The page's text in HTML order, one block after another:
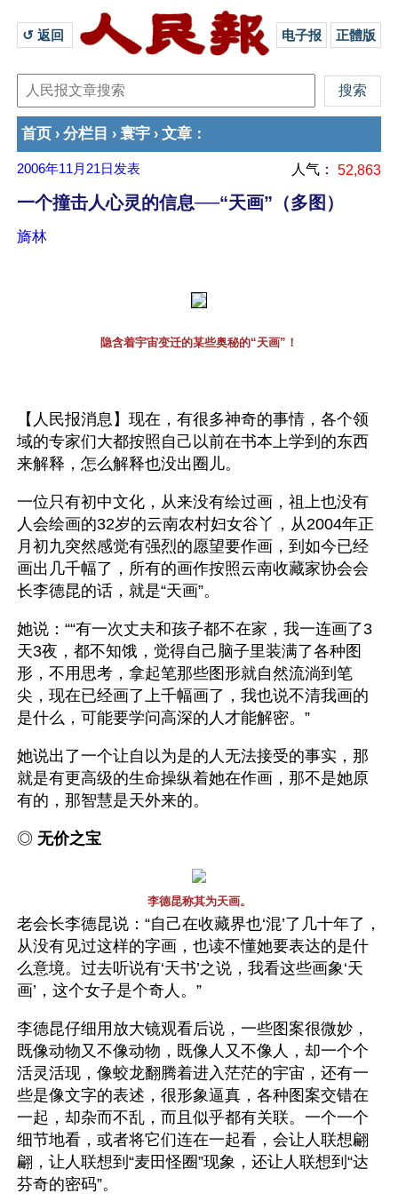
↺ 返回 电子报 正體版
首页 › 分栏目 › 寰宇 › 文章 ：
2006年11月21日 发表 人气： 52,863
一个撞击人心灵的信息──“天画”（多图）
旖林
隐含着宇宙变迁的某些奥秘的“天画”！
【人民报消息】现在，有很多神奇的事情，各个领
域的专家们大都按照自己以前在书本上学到的东西
来解释，怎么解释也没出圈儿。
一位只有初中文化，从来没有绘过画，祖上也没有
人会绘画的32岁的云南农村妇女谷丫，从2004年正
月初九突然感觉有强烈的愿望要作画，到如今已经
画出几千幅了，所有的画作按照云南收藏家协会会
长李德昆的话，就是“天画”。
她说：““有一次丈夫和孩子都不在家，我一连画了3
天3夜，都不知饿，觉得自己脑子里装满了各种图
形，不用思考，拿起笔那些图形就自然流淌到笔
尖，现在已经画了上千幅画了，我也说不清我画的
是什么，可能要学问高深的人才能解密。”
她说出了一个让自以为是的人无法接受的事实，那
就是有更高级的生命操纵着她在作画，那不是她原
有的，那智慧是天外来的。
◎ 无价之宝
李德昆称其为天画。
老会长李德昆说：“自己在收藏界也‘混’了几十年了，
从没有见过这样的字画，也读不懂她要表达的是什
么意境。过去听说有‘天书’之说，我看这些画象‘天
画’，这个女子是个奇人。”
李德昆仔细用放大镜观看后说，一些图案很微妙，
既像动物又不像动物，既像人又不像人，却一个个
活灵活现，像蛟龙翻腾着进入茫茫的宇宙，还有一
些是像文字的表述，很形象逼真，各种图案交错在
一起，却杂而不乱，而且似乎都有关联。一个一个
细节地看，或者将它们连在一起看，会让人联想翩
翩，让人联想到“麦田怪圈”现象，还让人联想到“达
芬奇的密码”。